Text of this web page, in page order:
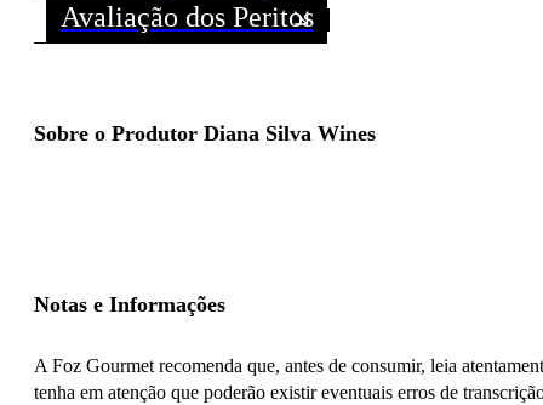
Avaliação dos Peritos
Sobre o Produtor Diana Silva Wines
Notas e Informações
A Foz Gourmet recomenda que, antes de consumir, leia
tenha em atenção que poderão existir eventuais erros de